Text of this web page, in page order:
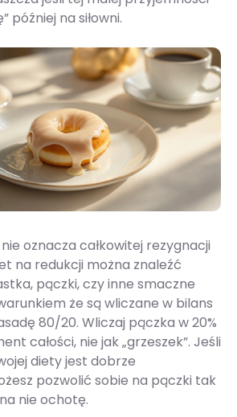
później na siłowni.
oznacza całkowitej rezygnacji
na redukcji można znaleźć
pączki, czy inne smaczne
że są wliczane w bilans
80/20. Wliczaj pączka w 20%
całości, nie jak „grzeszek”. Jeśli
diety jest dobrze
pozwolić sobie na pączki tak
nie ochotę.